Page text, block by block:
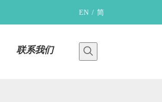
EN / 简
联系我们